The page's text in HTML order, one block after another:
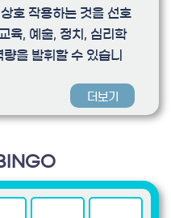
호 작용하는 것을 선호
육, 예술, 정치, 심리학
을 발휘할 수 있습니
더보기